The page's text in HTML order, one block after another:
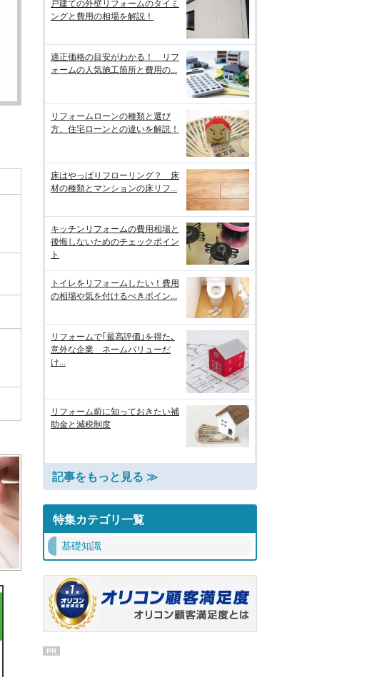
戸建ての外壁リフォームのタイミ
ングと費用の相場を解説！
適正価格の目安がわかる！ リフ
ォームの人気施工箇所と費用の...
リフォームローンの種類と選び
方、住宅ローンとの違いを解説！
床はやっぱりフローリング？ 床
材の種類とマンションの床リフ...
キッチンリフォームの費用相場と
後悔しないためのチェックポイン
ト
トイレをリフォームしたい！費用
の相場や気を付けるべきポイン...
リフォームで｢最高評価｣を得た､
意外な企業 ネームバリューだ
け...
リフォーム前に知っておきたい補
助金と減税制度
記事をもっと見る ≫
特集カテゴリ一覧
基礎知識
PR